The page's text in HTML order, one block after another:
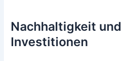
Nachhaltigkeit
Investitionen